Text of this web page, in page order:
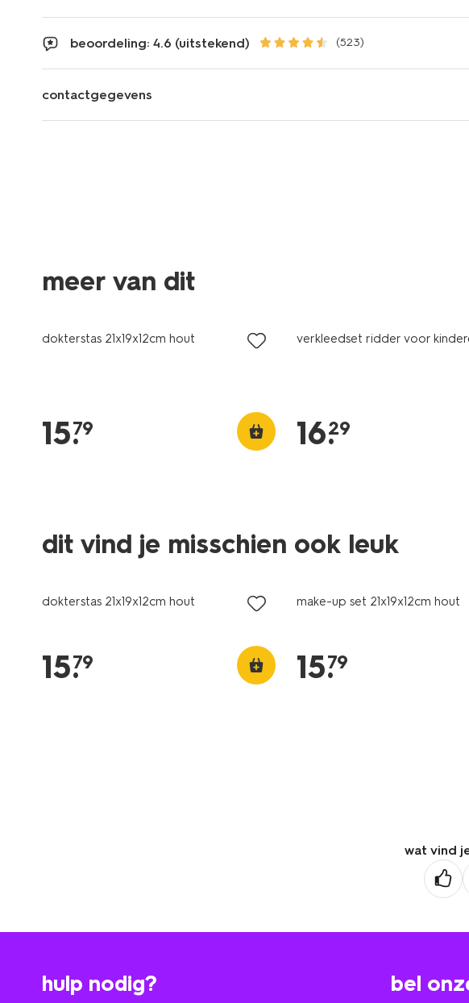
beoordeling: 4.6 (uitstekend) (523)
contactgegevens
meer van dit
dokterstas 21x19x12cm hout
15.
79
verkleedset ridder voor
16.
29
dit vind je misschien ook leuk
dokterstas 21x19x12cm hout
15.
79
make-up set 21x19x12cm hout
15.
79
wat vind
hulp nodig? bel